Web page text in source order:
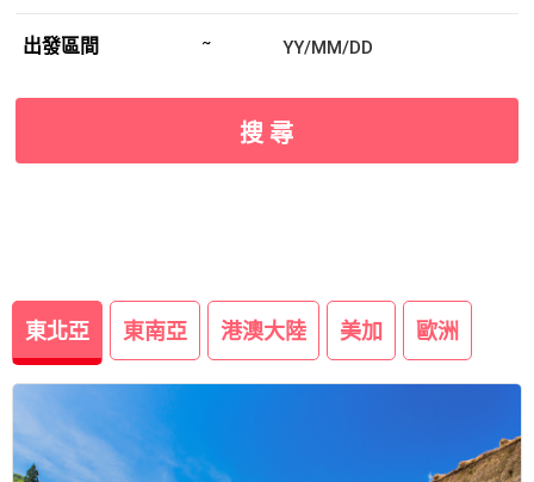
出發區間 ~
搜 尋
東北亞 東南亞 港澳大陸 美加 歐洲
Next